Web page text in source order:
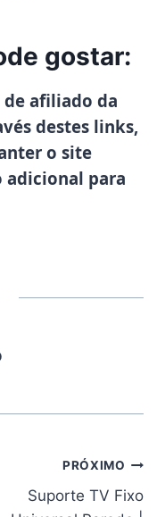
gostar:
afiliado da
destes links,
o site
adicional para
PRÓXIMO
Suporte TV Fixo